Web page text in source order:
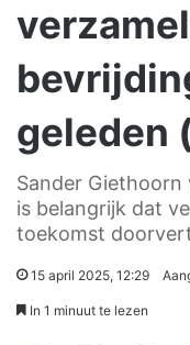
geleden
Sander Giethoorn
is belangrijk dat
toekomst
15 april 2025, 12:29
In 1 minuut te lezen